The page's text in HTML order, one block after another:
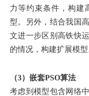
力等约束条件，构建
型。另外，结合我国
文进一步区别高铁快
的情况，构建扩展模型
（3）嵌套PSO算法
考虑到模型包含网络